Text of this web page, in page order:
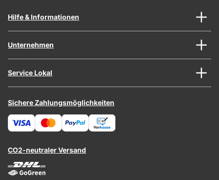
Hilfe & Informationen
Unternehmen
Service Lokal
Sichere Zahlungsmöglichkeiten
CO2-neutraler Versand